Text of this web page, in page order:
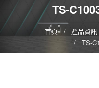
TS-
首頁 產品資訊
TS-